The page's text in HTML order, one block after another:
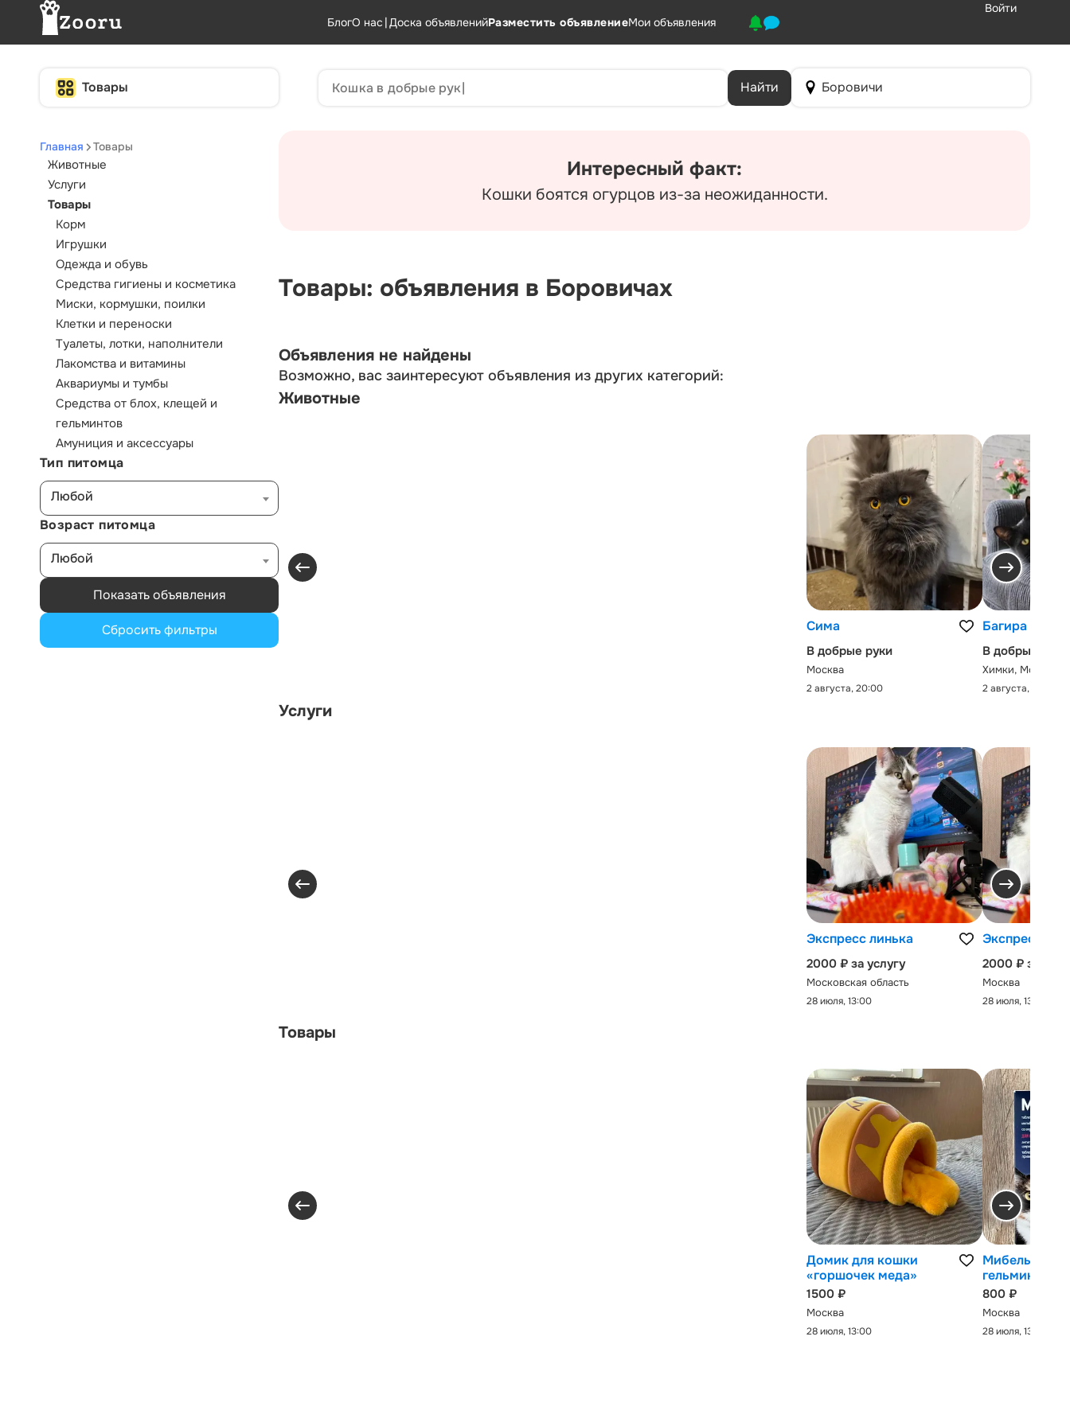
БлогО нас |Доска объявленийРазместить объявлениеМои объявления
Войти
Товары Найти Боровичи
Главная Товары
Животные
Услуги
Товары
Корм
Игрушки
Одежда и обувь
Средства гигиены и косметика
Миски, кормушки, поилки
Клетки и переноски
Туалеты, лотки, наполнители
Лакомства и витамины
Аквариумы и тумбы
Средства от блох, клещей и
гельминтов
Амуниция и аксессуары
Тип питомца
Любой
Возраст питомца
Любой
Показать объявления
Сбросить фильтры
Интересный факт:
Кошки боятся огурцов из-за неожиданности.
Товары: объявления в Боровичах
Объявления не найдены
Возможно, вас заинтересуют объявления из других категорий:
Животные
Сима
В добрые руки
Москва
2 августа, 20:00
Багира
В добрые руки
Химки,
2 августа, 0:00
Услуги
Экспресс линька
2000 ₽ за услугу
Московская область
28 июля, 13:00
Экспресс-
2000 ₽ за
Москва
28 июля, 13:00
Товары
Домик для кошки
«горшочек меда»
1500 ₽
Москва
28 июля, 13:00
Мибельмакс
гельминтов
800 ₽
Москва
28 июля, 13:00